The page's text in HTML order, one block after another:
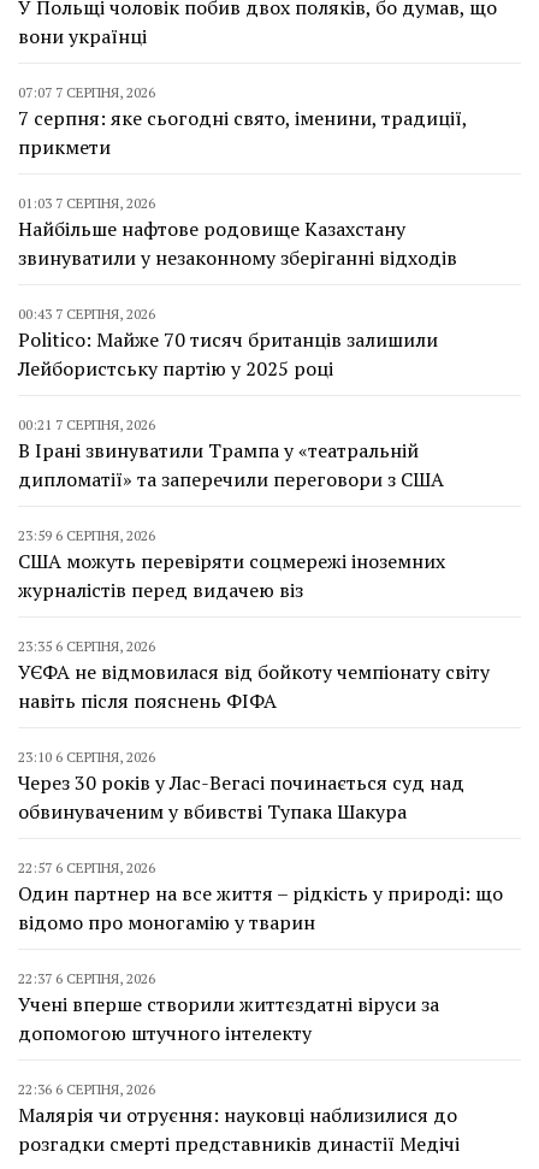
У Польщі чоловік побив двох поляків, бо думав, що
вони українці
07:07 7 СЕРПНЯ, 2026
7 серпня: яке сьогодні свято, іменини, традиції,
прикмети
01:03 7 СЕРПНЯ, 2026
Найбільше нафтове родовище Казахстану
звинуватили у незаконному зберіганні відходів
00:43 7 СЕРПНЯ, 2026
Politico: Майже 70 тисяч британців залишили
Лейбористську партію у 2025 році
00:21 7 СЕРПНЯ, 2026
В Ірані звинуватили Трампа у «театральній
дипломатії» та заперечили переговори з США
23:59 6 СЕРПНЯ, 2026
США можуть перевіряти соцмережі іноземних
журналістів перед видачею віз
23:35 6 СЕРПНЯ, 2026
УЄФА не відмовилася від бойкоту чемпіонату світу
навіть після пояснень ФІФА
23:10 6 СЕРПНЯ, 2026
Через 30 років у Лас-Вегасі починається суд над
обвинуваченим у вбивстві Тупака Шакура
22:57 6 СЕРПНЯ, 2026
Один партнер на все життя – рідкість у природі: що
відомо про моногамію у тварин
22:37 6 СЕРПНЯ, 2026
Учені вперше створили життєздатні віруси за
допомогою штучного інтелекту
22:36 6 СЕРПНЯ, 2026
Малярія чи отруєння: науковці наблизилися до
розгадки смерті представників династії Медічі